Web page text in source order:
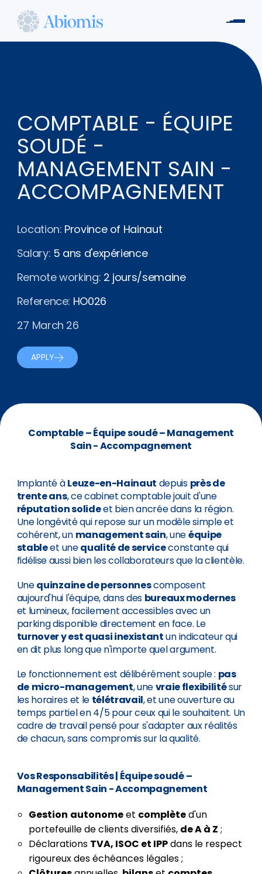
Abiomis
COMPTABLE - ÉQUIPE
SOUDÉ -
MANAGEMENT SAIN -
ACCOMPAGNEMENT
Location: Province of Hainaut
Salary: 5 ans d'expérience
Remote working: 2 jours/semaine
Reference: HO026
27 March 26
APPLY
Comptable – Équipe soudé – Management
Sain - Accompagnement
Implanté àLeuze-en-Hainaut depuis près de
trente ans, ce cabinet comptable jouit d'une
réputation solideet bien ancrée dans la région.
Une longévité qui repose sur un modèle simple et
cohérent, un management sain, uneéquipe
stableet unequalité de serviceconstante qui
fidélise aussi bien les collaborateurs que la clientèle.
Unequinzaine de personnescomposent
aujourd'hui l'équipe, dans des bureaux modernes
et lumineux, facilement accessibles avec un
parking disponible directement en face. Le
turnover y est quasi inexistantun indicateur qui
en dit plus long que n'importe quel argument.
Le fonctionnement est délibérément souple : pas
de micro-management, unevraie flexibilitésur
les horaires et le télétravail, et une ouverture au
temps partiel en 4/5 pour ceux qui le souhaitent. Un
cadre de travail pensé pour s'adapter aux réalités
de chacun, sans compromis sur la qualité.
Vos Responsabilités| Équipe soudé –
Management Sain - Accompagnement
Gestion autonomeet complèted'un
portefeuille de clients diversifiés, de A à Z ;
Déclarations TVA, ISOC et IPPdans le respect
rigoureux des échéances légales ;